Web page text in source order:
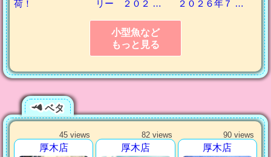
荷！
リー ２０２ …
２０２６年７ …
小型魚など
もっと見る
ベタ
45 views
厚木店
82 views
厚木店
90 views
厚木店